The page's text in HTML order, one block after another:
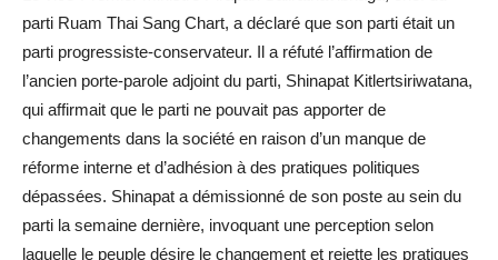
parti Ruam Thai Sang Chart, a déclaré que son parti était un
parti progressiste-conservateur. Il a réfuté l’affirmation de
l’ancien porte-parole adjoint du parti, Shinapat Kitlertsiriwatana,
qui affirmait que le parti ne pouvait pas apporter de
changements dans la société en raison d’un manque de
réforme interne et d’adhésion à des pratiques politiques
dépassées. Shinapat a démissionné de son poste au sein du
parti la semaine dernière, invoquant une perception selon
laquelle le peuple désire le changement et rejette les pratiques